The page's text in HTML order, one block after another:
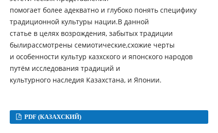
помогает более адекватно и глубоко понять специфику
традиционной культуры нации.В данной
статье в целях возрождения, забытых традиции
былирассмотрены семиотические,схожие черты
и особенности культур казхского и японского народов
путём исследования традиций и
культурного наследия Казахстана, и Японии.
PDF (КАЗАХСКИЙ)